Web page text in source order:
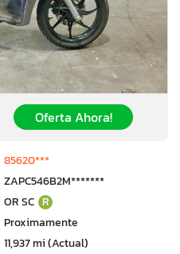
Oferta Ahora!
85620***
ZAPC546B2M*******
OR SC R
Proximamente
11,937 mi (Actual)